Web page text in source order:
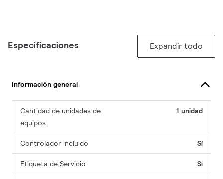
Especificaciones Expandir todo
Información general
Cantidad de unidades de
equipos
1 unidad
Controlador incluido Sí
Etiqueta de Servicio Sí